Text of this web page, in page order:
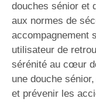
douches sénior et
aux normes de
accompagnement
utilisateur de
sérénité au cœur
une douche
et prévenir les